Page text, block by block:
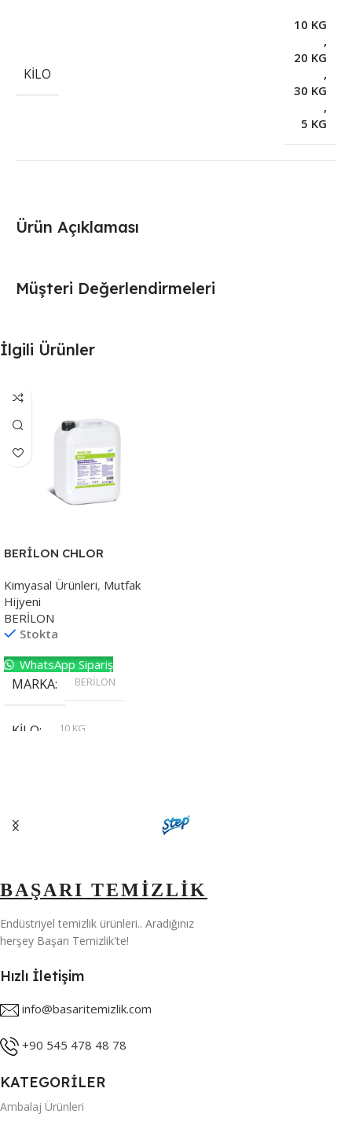
Ürün Açıklaması
KILO
10 KG
,
20 KG
,
30 KG
,
5 KG
Müşteri Değerlendirmeleri
İlgili Ürünler
BERİLON CHLOR
Kimyasal Ürünleri, Mutfak
Hijyeni
BERİLON
Stokta
WhatsApp Sipariş
MARKA BERİLON
KILO
10 KG
BAŞARI TEMİZLİK
Endüstriyel temizlik ürünleri.. Aradığınız
herşey Başarı Temizlik'te!
Hızlı İletişim
info@basaritemizlik.com
+90 545 478 48 78
KATEGORİLER
Ambalaj Ürünleri